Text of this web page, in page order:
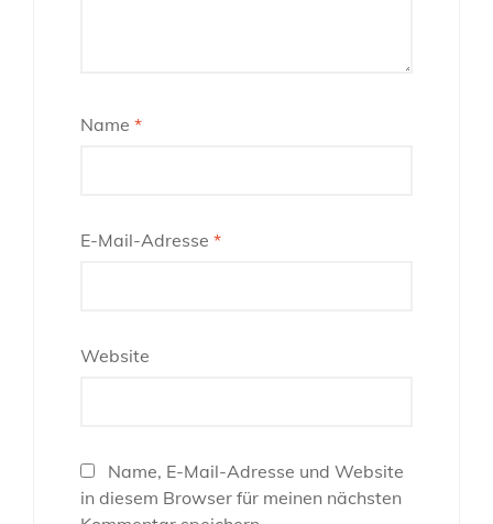
Name *
E-Mail-Adresse *
Website
Name, E-Mail-Adresse und Website
in diesem Browser für meinen nächsten